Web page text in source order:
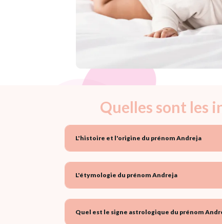
Quelles sont les
L'histoire et l'origine du prénom Andreja
L'étymologie du prénom Andreja
Quel est le signe astrologique du prénom